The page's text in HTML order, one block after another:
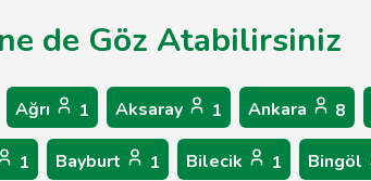
de Göz Atabilirsiniz
Ağrı 1 Aksaray 1 Ankara 8
1 Bayburt 1 Bilecik 1 Bingöl